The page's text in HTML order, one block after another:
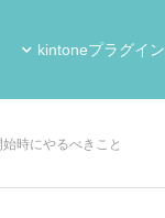
kintoneプラグイン
時にやるべきこと